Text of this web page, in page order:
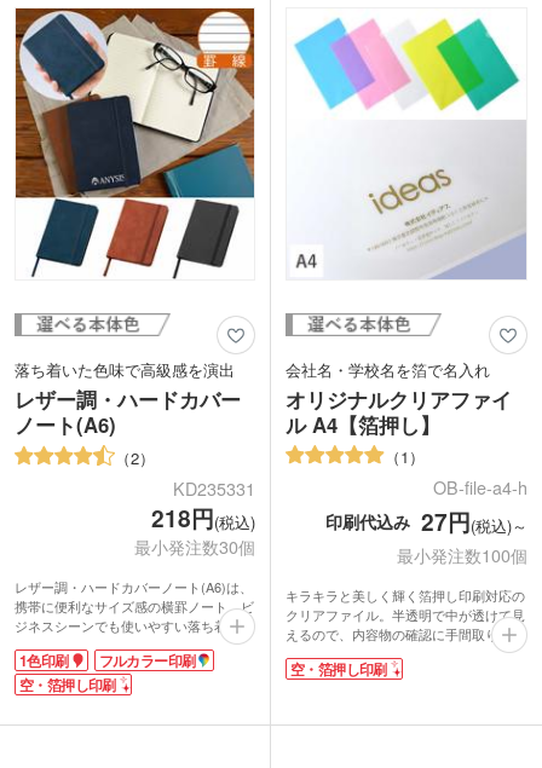
る箔押しで名入れをし、オリジナルのふ
せんを製作できます。シンプルなカバー
にはロゴが映えますよ。ふせんは学生か
ら社会人まで幅広い世代の必需品なの
で、オープンキャンパスや会社説明会な
ど様々なイベントにぴったりな商品で
す。
ある5色展開。丈夫で使いやすく、ゴム
バンドで固定でき携帯に便利です。一冊
ずつOPP袋に入っているので、贈答・記
念品に向いています。
落ち着いた色味で高級感を演出
レザー調・ハードカバー
ノート(A6)
2
KD235331
218円(税込)
最小発注数30個
レザー調・ハードカバーノート(A6)は、
携帯に便利なサイズ感の横罫ノート。ビ
ジネスシーンでも使いやすい落ち着いた
カラーと、高級感抜群なレザー調のハー
ドカバーが魅力です。きれいにメモを取
りやすい横罫で、ゴムバンドやしおり紐
手頃価格のノベルティです。
1色印刷
フルカラー印刷
空・箔押し印刷
会社名・学校名を箔で名入れ
オリジナルクリアファイ
ル A4【箔押し】
1
OB-file-a4-h
印刷代込み 27円(税込)～
最小発注数100個
キラキラと美しく輝く箔押し印刷対応の
クリアファイル。半透明で中が透けて見
えるので、内容物の確認に手間取りませ
かさばらず実用的なクリアファイルは展
するので、資料やパンフレットを挟んで
空・箔押し印刷